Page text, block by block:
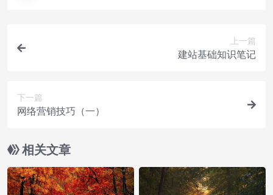
上一篇
建站基础知识笔记
下一篇
网络营销技巧（一）
相关文章